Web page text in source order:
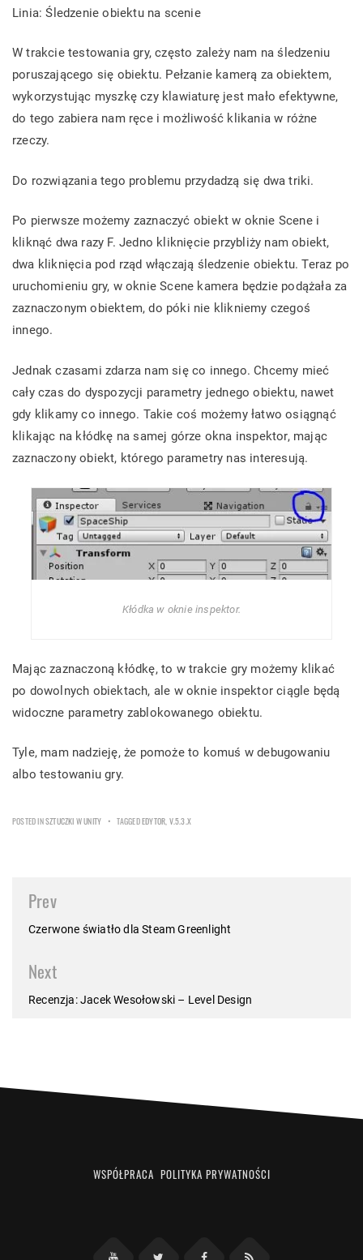
Linia: Śledzenie obiektu na scenie
W trakcie testowania gry, często zależy nam na śledzeniu
poruszającego się obiektu. Pełzanie kamerą za obiektem,
wykorzystując myszkę czy klawiaturę jest mało efektywne,
do tego zabiera nam ręce i możliwość klikania w różne
rzeczy.
Do rozwiązania tego problemu przydadzą się dwa triki.
Po pierwsze możemy zaznaczyć obiekt w oknie Scene i
kliknąć dwa razy F. Jedno kliknięcie przybliży nam obiekt,
dwa kliknięcia pod rząd włączają śledzenie obiektu. Teraz po
uruchomieniu gry, w oknie Scene kamera będzie podążała za
zaznaczonym obiektem, do póki nie klikniemy czegoś
innego.
Jednak czasami zdarza nam się co innego. Chcemy mieć
cały czas do dyspozycji parametry jednego obiektu, nawet
gdy klikamy co innego. Takie coś możemy łatwo osiągnąć
klikając na kłódkę na samej górze okna inspektor, mając
zaznaczony obiekt, którego parametry nas interesują.
Kłódka w oknie inspektor.
Mając zaznaczoną kłódkę, to w trakcie gry możemy klikać
po dowolnych obiektach, ale w oknie inspektor ciągle będą
widoczne parametry zablokowanego obiektu.
Tyle, mam nadzieję, że pomoże to komuś w debugowaniu
albo testowaniu gry.
POSTED INSZTUCZKI W UNITY TAGGEDEDYTOR, V.5.3.X
Post
navigation
Prev
Czerwone światło dla Steam Greenlight
Next
Recenzja: Jacek Wesołowski – Level Design
WSPÓŁPRACA POLITYKA PRYWATNOŚCI